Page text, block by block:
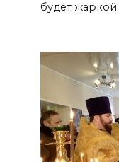
будет жаркой.